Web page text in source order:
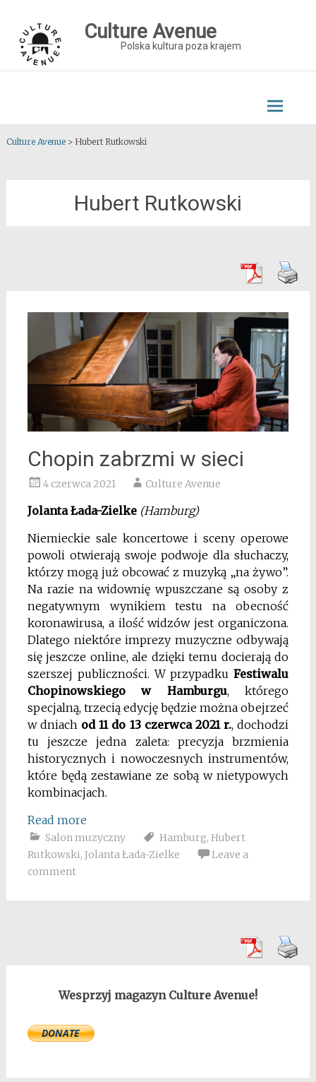
content
Culture Avenue
Polska kultura poza krajem
Culture Avenue> Hubert Rutkowski
Hubert Rutkowski
Chopin zabrzmi w sieci
4 czerwca 2021 Culture Avenue
Jolanta Łada-Zielke (Hamburg)
Niemieckie sale koncertowe i sceny operowe
powoli otwierają swoje podwoje dla słuchaczy,
którzy mogą już obcować z muzyką „na żywo”.
Na razie na widownię wpuszczane są osoby z
negatywnym wynikiem testu na obecność
koronawirusa, a ilość widzów jest organiczona.
Dlatego niektóre imprezy muzyczne odbywają
się jeszcze online, ale dzięki temu docierają do
szerszej publiczności. W przypadkuFestiwalu
Chopinowskiego w Hamburgu, którego
specjalną, trzecią edycję będzie można obejrzeć
w dniach od 11 do 13 czerwca 2021 r., dochodzi
tu jeszcze jedna zaleta: precyzja brzmienia
historycznych i nowoczesnych instrumentów,
które będą zestawiane ze sobą w nietypowych
kombinacjach.
Read more
Salon muzyczny Hamburg, Hubert
Rutkowski, Jolanta Łada-Zielke
Leave a
comment
Wesprzyj magazyn Culture Avenue!